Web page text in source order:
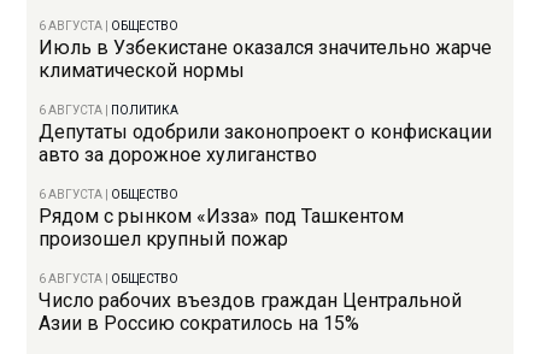
6 АВГУСТА ОБЩЕСТВО
Июль в Узбекистане оказался значительно жарче
климатической нормы
6 АВГУСТА ПОЛИТИКА
Депутаты одобрили законопроект о конфискации
авто за дорожное хулиганство
6 АВГУСТА ОБЩЕСТВО
Рядом с рынком «Изза» под Ташкентом
произошел крупный пожар
6 АВГУСТА ОБЩЕСТВО
Число рабочих въездов граждан Центральной
Азии в Россию сократилось на 15%